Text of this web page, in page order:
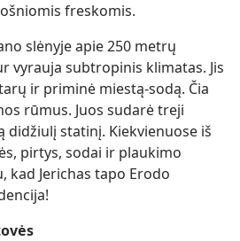
freskomis.
slėnyje apie 250 metrų
vyrauja subtropinis klimatas. Jis
ir priminė miestą-sodą. Čia
rūmus. Juos sudarė treji
didžiulį statinį. Kiekvienuose iš
pirtys, sodai ir plaukimo
kad Jerichas tapo Erodo